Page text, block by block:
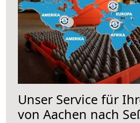
Unser Service für
von Aachen nach